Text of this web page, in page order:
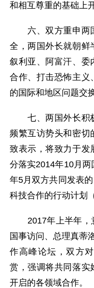
和相互尊重的基础上
六、双方重申两
全，两国外长就朝鲜
叙利亚、阿富汗、委
合作、打击恐怖主义
的国际和地区问题交
七、两国外长积
频繁互访势头和密切
致表示，将致力于发
分落实2014年10月
年5月双方共同发表
科技合作的行动计划
2017年上半年，
国事访问、总理真蒂
作高峰论坛，双方
赏，强调将共同落实
开启的各领域合作。